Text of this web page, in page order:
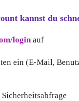
kannst du
loginauf
ein (E-Mail,